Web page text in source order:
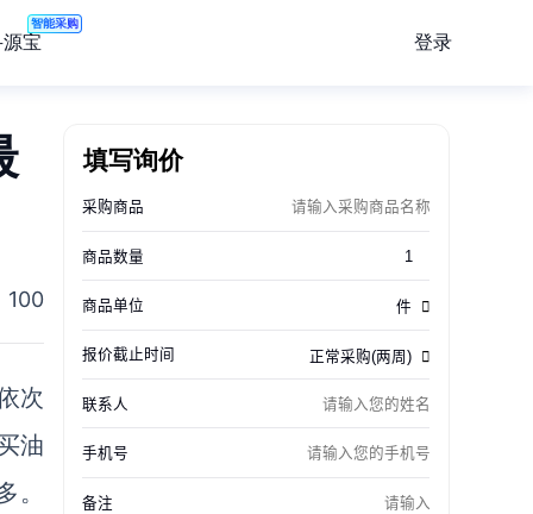
宝
智能采购
登录
100
次
油
。
填写询价